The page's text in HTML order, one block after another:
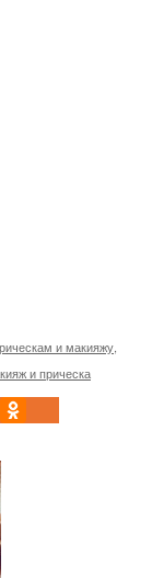
и макияжу
и прическа